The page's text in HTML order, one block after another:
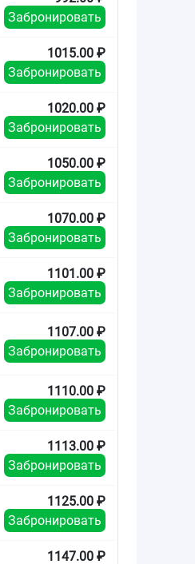
Забронировать
1015.00 ₽
Забронировать
1020.00 ₽
Забронировать
1050.00 ₽
Забронировать
1070.00 ₽
Забронировать
1101.00 ₽
Забронировать
1107.00 ₽
Забронировать
1110.00 ₽
Забронировать
1113.00 ₽
Забронировать
1125.00 ₽
Забронировать
1147.00 ₽